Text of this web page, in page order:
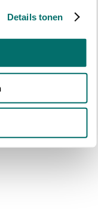
Details tonen